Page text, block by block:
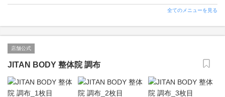
全てのメニューを見る
店舗公式
JITAN BODY 整体院 調布